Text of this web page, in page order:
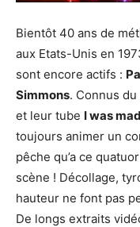
Bientôt 40 ans de
aux Etats-Unis en
sont encore actifs :
Simmons. Connus
et leur tube I was
toujours animer un
pêche qu’a ce
scène ! Décollage,
hauteur ne font pas
De longs extraits